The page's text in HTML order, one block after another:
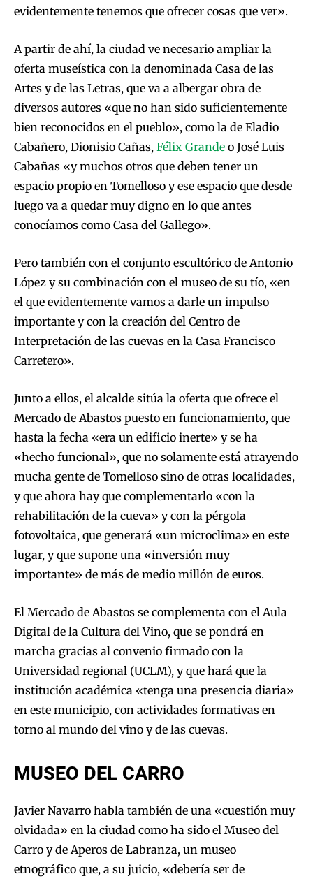
evidentemente tenemos que ofrecer cosas que ver».
A partir de ahí, la ciudad ve necesario ampliar la
oferta museística con la denominada Casa de las
Artes y de las Letras, que va a albergar obra de
diversos autores «que no han sido suficientemente
bien reconocidos en el pueblo», como la de Eladio
Cabañero, Dionisio Cañas, Félix Grande o José Luis
Cabañas «y muchos otros que deben tener un
espacio propio en Tomelloso y ese espacio que desde
luego va a quedar muy digno en lo que antes
conocíamos como Casa del Gallego».
Pero también con el conjunto escultórico de Antonio
López y su combinación con el museo de su tío, «en
el que evidentemente vamos a darle un impulso
importante y con la creación del Centro de
Interpretación de las cuevas en la Casa Francisco
Carretero».
Junto a ellos, el alcalde sitúa la oferta que ofrece el
Mercado de Abastos puesto en funcionamiento, que
hasta la fecha «era un edificio inerte» y se ha
«hecho funcional», que no solamente está atrayendo
mucha gente de Tomelloso sino de otras localidades,
y que ahora hay que complementarlo «con la
rehabilitación de la cueva» y con la pérgola
fotovoltaica, que generará «un microclima» en este
lugar, y que supone una «inversión muy
importante» de más de medio millón de euros.
El Mercado de Abastos se complementa con el Aula
Digital de la Cultura del Vino, que se pondrá en
marcha gracias al convenio firmado con la
Universidad regional (UCLM), y que hará que la
institución académica «tenga una presencia diaria»
en este municipio, con actividades formativas en
torno al mundo del vino y de las cuevas.
MUSEO DEL CARRO
Javier Navarro habla también de una «cuestión muy
olvidada» en la ciudad como ha sido el Museo del
Carro y de Aperos de Labranza, un museo
etnográfico que, a su juicio, «debería ser de